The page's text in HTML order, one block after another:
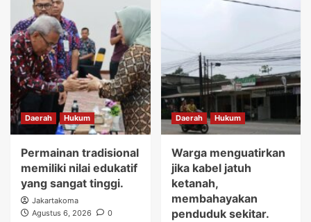
Daerah Hukum
Permainan tradisional
memiliki nilai edukatif
yang sangat tinggi.
Jakartakoma
Agustus 6, 2026
0
Daerah Hukum
Warga menguatirkan
jika kabel jatuh
ketanah,
membahayakan
penduduk sekitar.